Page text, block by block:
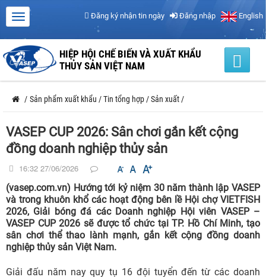
Đăng ký nhận tin ngày Đăng nhập English
HIỆP HỘI CHẾ BIẾN VÀ XUẤT KHẨU
THỦY SẢN VIỆT NAM
/ Sản phẩm xuất khẩu /Tin tổng hợp /Sản xuất /
VASEP CUP 2026: Sân chơi gắn kết cộng
đồng doanh nghiệp thủy sản
16:32 27/06/2026
(vasep.com.vn) Hướng tới kỷ niệm 30 năm thành lập VASEP
và trong khuôn khổ các hoạt động bên lề Hội chợ VIETFISH
2026, Giải bóng đá các Doanh nghiệp Hội viên VASEP –
VASEP CUP 2026 sẽ được tổ chức tại TP. Hồ Chí Minh, tạo
sân chơi thể thao lành mạnh, gắn kết cộng đồng doanh
nghiệp thủy sản Việt Nam.
Giải đấu năm nay quy tụ 16 đội tuyển đến từ các doanh